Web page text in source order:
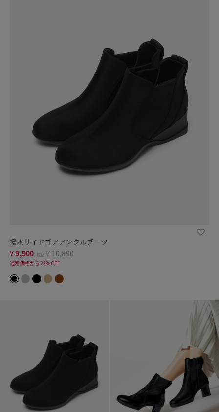
撥水サイドゴアアンクルブーツ
¥9,900 税込 ￥10,890
通常価格から28%OFF